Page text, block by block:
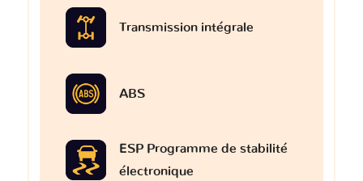
Transmission intégrale
ABS
ESP Programme de stabilité
électronique